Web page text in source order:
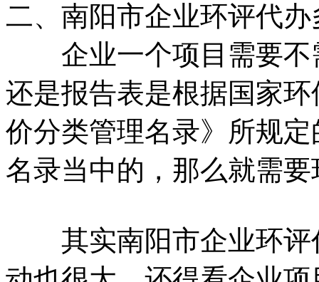
二、南阳市企业环评
企业一个项目需要不
还是报告表是根据国家
价分类管理名录》所规
名录当中的，那么就需
其实南阳市企业环评